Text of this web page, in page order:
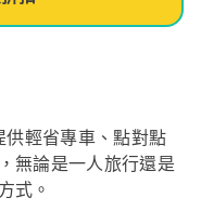
輕省專車、點對點
無論是一人旅行還是
式。